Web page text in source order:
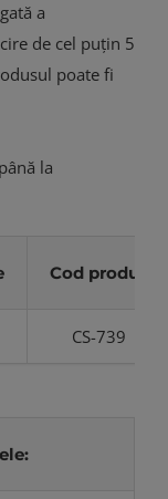
a
de cel puțin 5
poate fi
la
Cod produs
CS-739